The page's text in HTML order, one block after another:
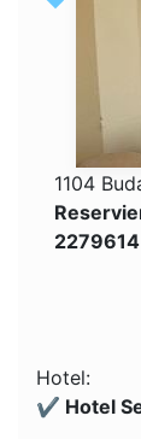
1104
2279614
Hotel:
✔️ Hotel